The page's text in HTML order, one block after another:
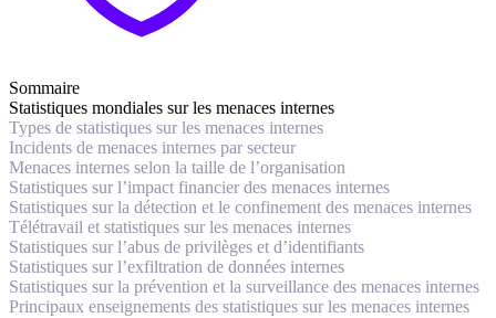
Sommaire
Statistiques mondiales sur les menaces internes
Types de statistiques sur les menaces internes
Incidents de menaces internes par secteur
Menaces internes selon la taille de l’organisation
Statistiques sur l’impact financier des menaces internes
Statistiques sur la détection et le confinement des menaces internes
Télétravail et statistiques sur les menaces internes
Statistiques sur l’abus de privilèges et d’identifiants
Statistiques sur l’exfiltration de données internes
Statistiques sur la prévention et la surveillance des menaces internes
Principaux enseignements des statistiques sur les menaces internes